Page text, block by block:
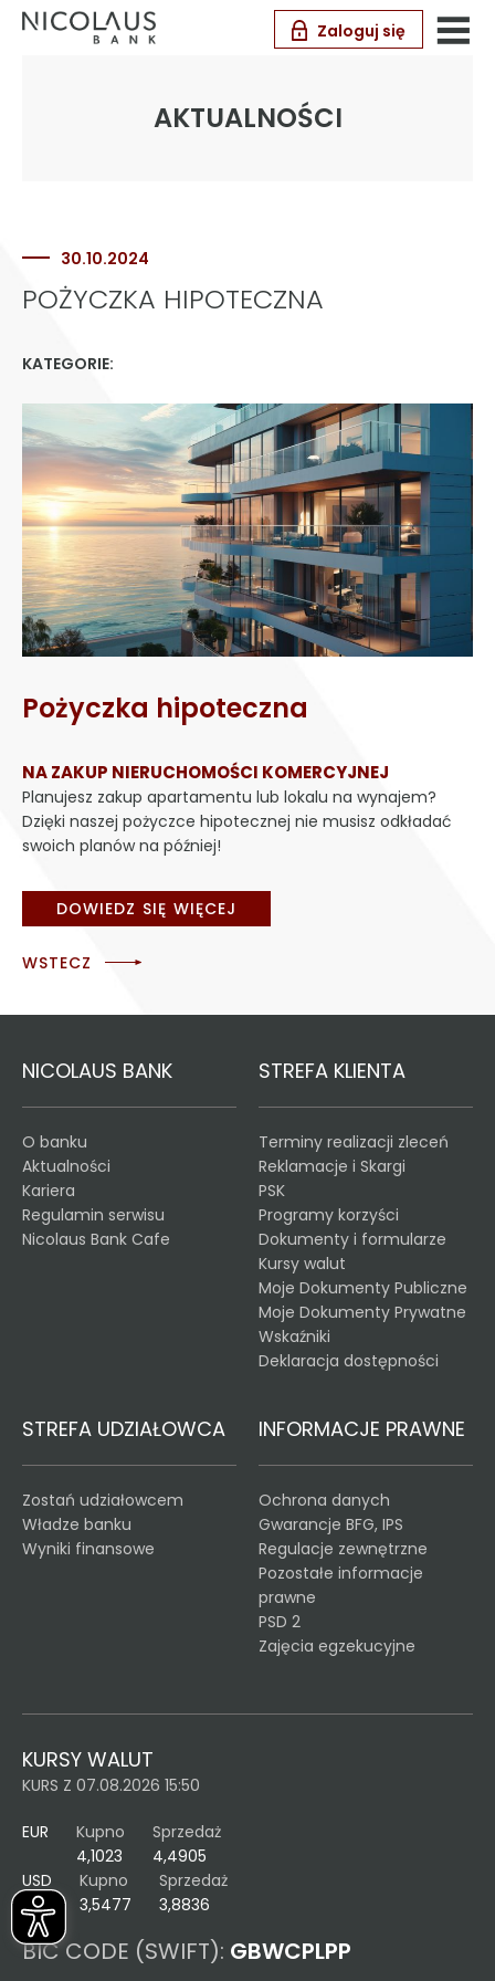
Zaloguj się
AKTUALNOŚCI
30.10.2024
POŻYCZKA HIPOTECZNA
KATEGORIE:
Pożyczka hipoteczna
NA ZAKUP NIERUCHOMOŚCI KOMERCYJNEJ
Planujesz zakup apartamentu lub lokalu na wynajem?
Dzięki naszej pożyczce hipotecznej nie musisz odkładać
swoich planów na później!
DOWIEDZ SIĘ WIĘCEJ
WSTECZ
NICOLAUS BANK
O banku
Aktualności
Kariera
Regulamin serwisu
Nicolaus Bank Cafe
STREFA KLIENTA
Terminy realizacji zleceń
Reklamacje i Skargi
PSK
Programy korzyści
Dokumenty i formularze
Kursy walut
Moje Dokumenty Publiczne
Moje Dokumenty Prywatne
Wskaźniki
Deklaracja dostępności
STREFA UDZIAŁOWCA
Zostań udziałowcem
Władze banku
Wyniki finansowe
INFORMACJE PRAWNE
Ochrona danych
Gwarancje BFG, IPS
Regulacje zewnętrzne
Pozostałe informacje
prawne
PSD 2
Zajęcia egzekucyjne
KURSY WALUT
KURS Z 07.08.2026 15:50
EUR
Kupno
4,1023
Sprzedaż
4,4905
USD
Kupno
3,5477
Sprzedaż
3,8836
BIC CODE (SWIFT): GBWCPLPP